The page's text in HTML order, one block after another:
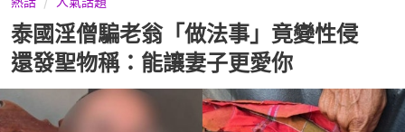
泰國淫僧騙老翁「做法事」竟變性侵
還發聖物稱：能讓妻子更愛你